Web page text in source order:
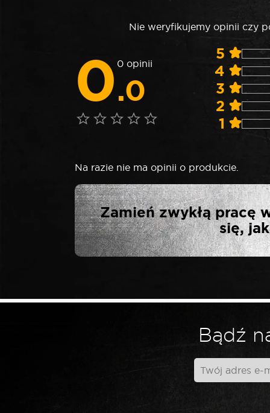
Nie weryfikujemy opinii czy
0.0
0 opinii
5
4
3
2
1
Na razie nie ma opinii o produkcie.
NAPISZ
Twoja ocena*
Zamień zwykłą pracę
się,
Bądź